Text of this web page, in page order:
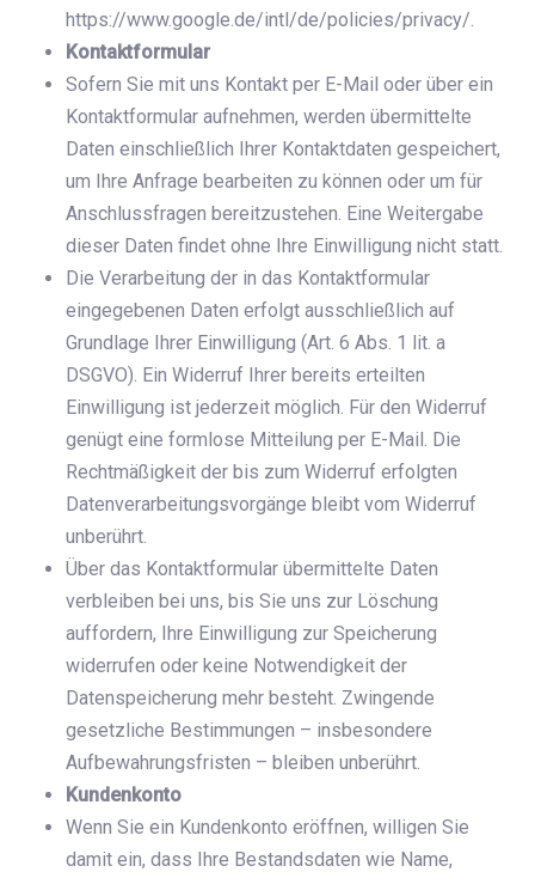
https://www.google.de/intl/de/policies/privacy/.
Kontaktformular
Sofern Sie mit uns Kontakt per E-Mail oder über ein
Kontaktformular aufnehmen, werden übermittelte
Daten einschließlich Ihrer Kontaktdaten gespeichert,
um Ihre Anfrage bearbeiten zu können oder um für
Anschlussfragen bereitzustehen. Eine Weitergabe
dieser Daten findet ohne Ihre Einwilligung nicht statt.
Die Verarbeitung der in das Kontaktformular
eingegebenen Daten erfolgt ausschließlich auf
Grundlage Ihrer Einwilligung (Art. 6 Abs. 1 lit. a
DSGVO). Ein Widerruf Ihrer bereits erteilten
Einwilligung ist jederzeit möglich. Für den Widerruf
genügt eine formlose Mitteilung per E-Mail. Die
Rechtmäßigkeit der bis zum Widerruf erfolgten
Datenverarbeitungsvorgänge bleibt vom Widerruf
unberührt.
Über das Kontaktformular übermittelte Daten
verbleiben bei uns, bis Sie uns zur Löschung
auffordern, Ihre Einwilligung zur Speicherung
widerrufen oder keine Notwendigkeit der
Datenspeicherung mehr besteht. Zwingende
gesetzliche Bestimmungen – insbesondere
Aufbewahrungsfristen – bleiben unberührt.
Kundenkonto
Wenn Sie ein Kundenkonto eröffnen, willigen Sie
damit ein, dass Ihre Bestandsdaten wie Name,